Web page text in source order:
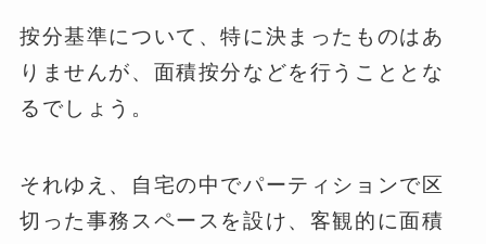
按分基準について、特に決まったものはあ
りませんが、面積按分などを行うこととな
るでしょう。
それゆえ、自宅の中でパーティションで区
切った事務スペースを設け、客観的に面積